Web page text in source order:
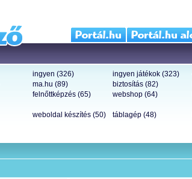
ingyen (326) ingyen játékok (323)
ma.hu (89) biztosítás (82)
felnőttképzés (65) webshop (64)
weboldal készítés (50) táblagép (48)